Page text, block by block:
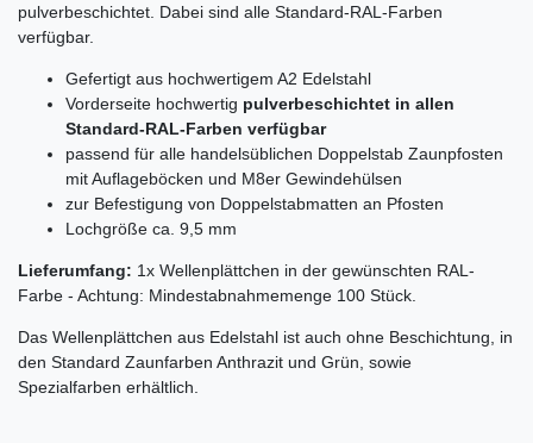
pulverbeschichtet. Dabei sind alle Standard-RAL-Farben
verfügbar.
Gefertigt aus hochwertigem A2 Edelstahl
Vorderseite hochwertig pulverbeschichtet in allen
Standard-RAL-Farben verfügbar
passend für alle handelsüblichen Doppelstab Zaunpfosten
mit Auflageböcken und M8er Gewindehülsen
zur Befestigung von Doppelstabmatten an Pfosten
Lochgröße ca. 9,5 mm
Lieferumfang: 1x Wellenplättchen in der gewünschten RAL-
Farbe - Achtung: Mindestabnahmemenge 100 Stück.
Das Wellenplättchen aus Edelstahl ist auch ohne Beschichtung, in
den Standard Zaunfarben Anthrazit und Grün, sowie
Spezialfarben erhältlich.